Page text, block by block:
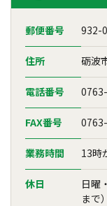
郵便番号 932-
住所 砺波
電話番号
FAX番号
業務時間 13時
休日
日曜
まで）